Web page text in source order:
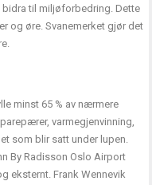
til miljøforbedring. Dette
og øre. Svanemerket gjør det
minst 65 % av nærmere
varmegjenvinning,
som blir satt under lupen.
By Radisson Oslo Airport
eksternt. Frank Wennevik